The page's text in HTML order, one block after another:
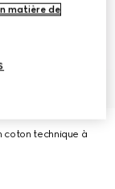
coton technique à
matière de